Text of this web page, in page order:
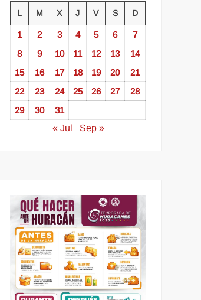
L M X J V S D
1 2 3 4 5 6
7
8
9 10 11 12 13
14
15
16 17 18 19 20
21
22
23 24 25 26 27
28
29
30
31
« Jul
Sep »